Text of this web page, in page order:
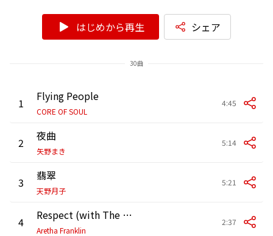
はじめから再生 シェア
30曲
1 Flying People
CORE OF SOUL
4:45
2 夜曲
矢野まき
5:14
3 翡翠
天野月子
5:21
4 Respect (with The Royal Philharmonic Orchestra)
Aretha Franklin
2:37